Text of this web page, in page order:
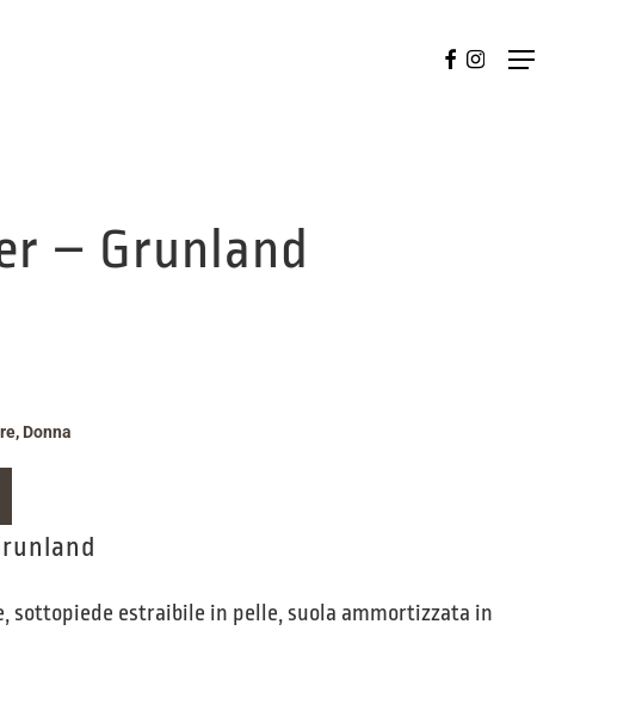
Menu
FACEBOOK
INSTAGRAM
– Grunland
, Donna
sottopiede estraibile in pelle, suola ammortizzata in